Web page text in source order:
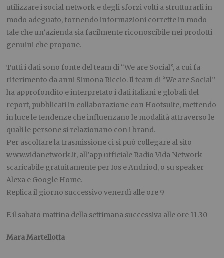
utilizzare i social network e degli sforzi volti a strutturarli in
modo adeguato, fornendo informazioni corrette in modo
tale che un’azienda sia facilmente riconoscibile nei prodotti
genuini che propone.
Tutti i dati sono fonte del team di “We are Social”, a cui fa
riferimento da anni Simona Riccio. Il team di “We are Social”
ha approfondito e interpretato i dati italiani e globali del
report, pubblicati in collaborazione con Hootsuite, mettendo
in luce le tendenze che influenzano le modalità attraverso le
quali le persone si relazionano con i brand.
Per ascoltare la trasmissione ci si può collegare al sito
www.vidanetwork.it, all’app ufficiale Radio Vida Network
scaricabile gratuitamente per Ios e Andriod, o su speaker
Alexa e Google Home.
Replica il giorno successivo venerdì alle ore 9
E il sabato mattina della settimana successiva alle ore 11.30
Mara Martellotta